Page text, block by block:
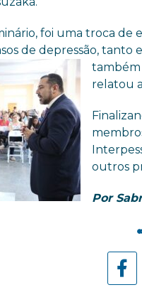
foi uma troca
de depressão,
também
relatou
outros
Por